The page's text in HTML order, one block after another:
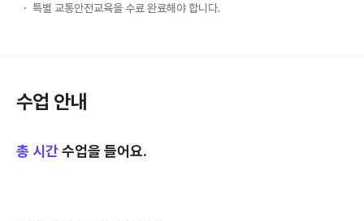
특별 교통안전교육을 수료 완료해야 합니다.
수업 안내
총 시간수업을 들어요.